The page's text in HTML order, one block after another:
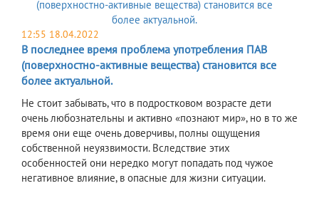
12:55 18.04.2022
В последнее время проблема употребления ПАВ
(поверхностно-активные вещества) становится все
более актуальной.
Не стоит забывать, что в подростковом возрасте дети
очень любознательны и активно «познают мир», но в то же
время они еще очень доверчивы, полны ощущения
собственной неуязвимости. Вследствие этих
особенностей они нередко могут попадать под чужое
негативное влияние, в опасные для жизни ситуации.